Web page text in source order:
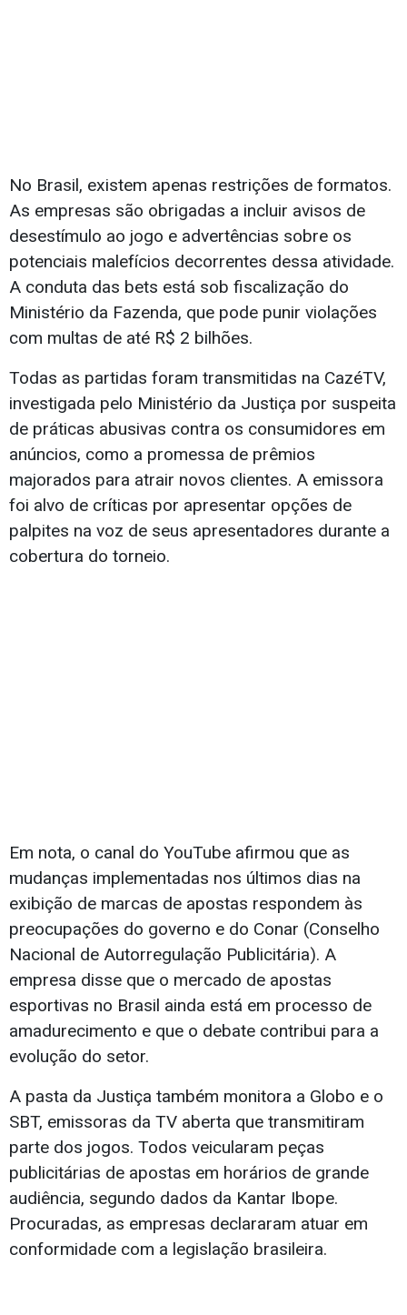
No Brasil, existem apenas restrições de formatos.
As empresas são obrigadas a incluir avisos de
desestímulo ao jogo e advertências sobre os
potenciais malefícios decorrentes dessa atividade.
A conduta das bets está sob fiscalização do
Ministério da Fazenda, que pode punir violações
com multas de até R$ 2 bilhões.
Todas as partidas foram transmitidas na CazéTV,
investigada pelo Ministério da Justiça por suspeita
de práticas abusivas contra os consumidores em
anúncios, como a promessa de prêmios
majorados para atrair novos clientes. A emissora
foi alvo de críticas por apresentar opções de
palpites na voz de seus apresentadores durante a
cobertura do torneio.
Em nota, o canal do YouTube afirmou que as
mudanças implementadas nos últimos dias na
exibição de marcas de apostas respondem às
preocupações do governo e do Conar (Conselho
Nacional de Autorregulação Publicitária). A
empresa disse que o mercado de apostas
esportivas no Brasil ainda está em processo de
amadurecimento e que o debate contribui para a
evolução do setor.
A pasta da Justiça também monitora a Globo e o
SBT, emissoras da TV aberta que transmitiram
parte dos jogos. Todos veicularam peças
publicitárias de apostas em horários de grande
audiência, segundo dados da Kantar Ibope.
Procuradas, as empresas declararam atuar em
conformidade com a legislação brasileira.